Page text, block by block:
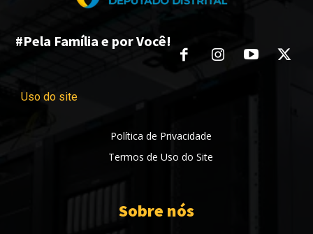
#Pela Família e por Você!
Uso do site
Política de Privacidade
Termos de Uso do Site
Sobre nós